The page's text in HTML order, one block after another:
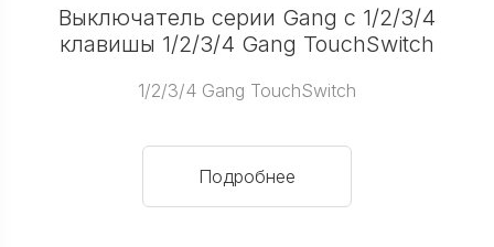
Выключатель серии Gang с 1/2/3/4
клавишы 1/2/3/4 Gang TouchSwitch
1/2/3/4 Gang TouchSwitch
Подробнее